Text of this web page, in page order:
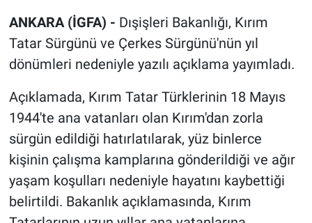
ANKARA (İGFA) - Dışişleri Bakanlığı, Kırım
Tatar Sürgünü ve Çerkes Sürgünü'nün yıl
dönümleri nedeniyle yazılı açıklama yayımladı.
Açıklamada, Kırım Tatar Türklerinin 18 Mayıs
1944'te ana vatanları olan Kırım'dan zorla
sürgün edildiği hatırlatılarak, yüz binlerce
kişinin çalışma kamplarına gönderildiği ve ağır
yaşam koşulları nedeniyle hayatını kaybettiği
belirtildi. Bakanlık açıklamasında, Kırım